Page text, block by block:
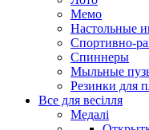
Мемо
Настольные
Спортивно-
Спиннеры
Мыльные
Резинки для
Все для весілля
Медалі